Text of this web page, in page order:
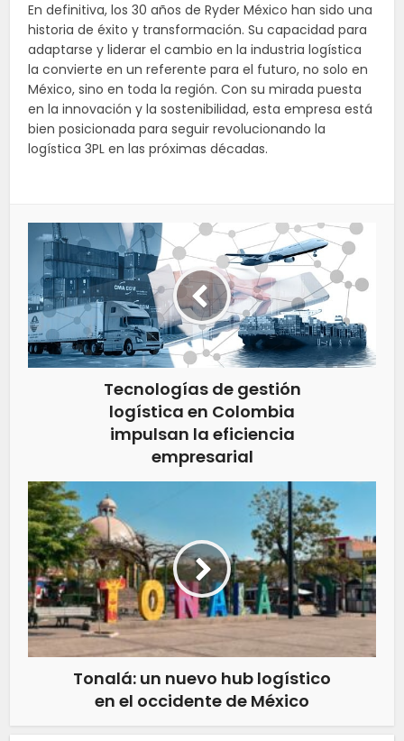
En definitiva, los 30 años de Ryder México han sido una
historia de éxito y transformación. Su capacidad para
adaptarse y liderar el cambio en la industria logística
la convierte en un referente para el futuro, no solo en
México, sino en toda la región. Con su mirada puesta
en la innovación y la sostenibilidad, esta empresa está
bien posicionada para seguir revolucionando la
logística 3PL en las próximas décadas.
Tecnologías de gestión
logística en Colombia
impulsan la eficiencia
empresarial
Tonalá: un nuevo hub logístico
en el occidente de México